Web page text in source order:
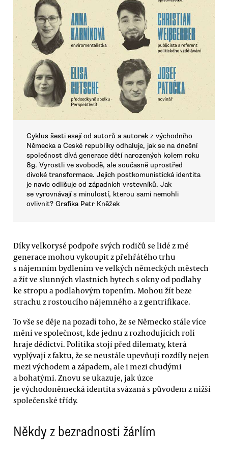
Cyklus šesti esejí od autorů a autorek z východního
Německa a České republiky odhaluje, jak se na dnešní
společnost dívá generace dětí narozených kolem roku
89. Vyrostli ve svobodě, ale současně uprostřed
divoké transformace. Jejich postkomunistická identita
je navíc odlišuje od západních vrstevníků. Jak
se vyrovnávají s minulostí, kterou sami nemohli
ovlivnit? Grafika Petr Kněžek
Díky velkorysé podpoře svých rodičů se lidé z mé
generace mohou vykoupit z přehřátého trhu
s nájemním bydlením ve velkých německých městech
a žít ve slunných vlastních bytech s okny od podlahy
ke stropu a podlahovým topením. Mohou žít beze
strachu z rostoucího nájemného a z gentrifikace.
To vše se děje na pozadí toho, že se Německo stále více
mění ve společnost, kde jednu z rozhodujících rolí
hraje dědictví. Politika stojí před dilematy, která
vyplývají z faktu, že se neustále upevňují rozdíly nejen
mezi východem a západem, ale i mezi chudými
a bohatými. Znovu se ukazuje, jak úzce
je východoněmecká identita svázaná s původem z nižší
společenské třídy.
Někdy z bezradnosti žárlím